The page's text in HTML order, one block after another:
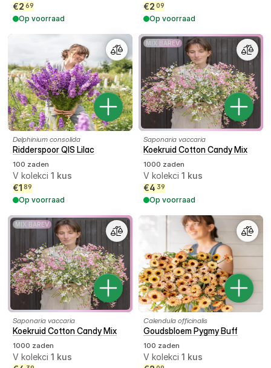
€2 69
Op voorraad
€2 09
Op voorraad
Delphinium consolida
Ridderspoor QIS Lilac
100 zaden
V kolekci 1 kus
€1 89
Op voorraad
MIX BAREV
Saponaria vaccaria
Koekruid Cotton Candy Mix
1000 zaden
V kolekci 1 kus
€4 39
Op voorraad
MIX BAREV
Saponaria vaccaria
Koekruid Cotton Candy Mix
1000 zaden
V kolekci 1 kus
Calendula officinalis
Goudsbloem Pygmy Buff
100 zaden
V kolekci 1 kus